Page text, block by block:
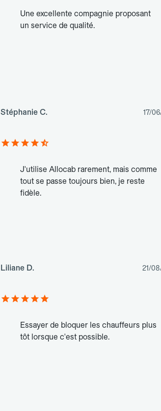
Une excellente compagnie proposant
un service de qualité.
Stéphanie C. 17/
J'utilise Allocab rarement, mais comme
tout se passe toujours bien, je reste
fidèle.
Liliane D. 21/
Essayer de bloquer les chauffeurs plus
tôt lorsque c'est possible.